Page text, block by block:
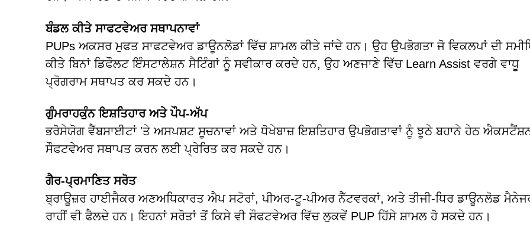
ਬੰਡਲ ਕੀਤੇ ਸਾਫਟਵੇਅਰ ਸਥਾਪਨਾਵਾਂ
PUPs ਅਕਸਰ ਮੁਫਤ ਸਾਫਟਵੇਅਰ ਡਾਊਨਲੋਡਾਂ ਵਿੱਚ ਸ਼ਾਮਲ ਕੀਤੇ ਜਾਂਦੇ ਹਨ। ਉਹ ਉਪਭੋਗਤਾ ਜੋ ਵਿਕਲਪਾਂ ਦੀ
ਕੀਤੇ ਬਿਨਾਂ ਡਿਫੌਲਟ ਇੰਸਟਾਲੇਸ਼ਨ ਸੈਟਿੰਗਾਂ ਨੂੰ ਸਵੀਕਾਰ ਕਰਦੇ ਹਨ, ਉਹ ਅਣਜਾਣੇ ਵਿੱਚ Learn Assist ਵਰਗੇ ਵਾਧੂ
ਪ੍ਰੋਗਰਾਮ ਸਥਾਪਤ ਕਰ ਸਕਦੇ ਹਨ।
ਗੁੰਮਰਾਹਕੁੰਨ ਇਸ਼ਤਿਹਾਰ ਅਤੇ ਪੌਪ-ਅੱਪ
ਭਰੋਸੇਯੋਗ ਵੈੱਬਸਾਈਟਾਂ 'ਤੇ ਅਸਪਸ਼ਟ ਸੂਚਨਾਵਾਂ ਅਤੇ ਧੋਖੇਬਾਜ਼ ਇਸ਼ਤਿਹਾਰ ਉਪਭੋਗਤਾਵਾਂ ਨੂੰ ਝੂਠੇ ਬਹਾਨੇ ਹੇਠ
ਸੌਫਟਵੇਅਰ ਸਥਾਪਤ ਕਰਨ ਲਈ ਪ੍ਰੇਰਿਤ ਕਰ ਸਕਦੇ ਹਨ।
ਗੈਰ-ਪ੍ਰਮਾਣਿਤ ਸਰੋਤ
ਬ੍ਰਾਊਜ਼ਰ ਹਾਈਜੈਕਰ ਅਣਅਧਿਕਾਰਤ ਐਪ ਸਟੋਰਾਂ, ਪੀਅਰ-ਟੂ-ਪੀਅਰ ਨੈੱਟਵਰਕਾਂ, ਅਤੇ ਤੀਜੀ-ਧਿਰ ਡਾਊਨਲੋਡ
ਰਾਹੀਂ ਵੀ ਫੈਲਦੇ ਹਨ। ਇਹਨਾਂ ਸਰੋਤਾਂ ਤੋਂ ਕਿਸੇ ਵੀ ਸੌਫਟਵੇਅਰ ਵਿੱਚ ਲੁਕਵੇਂ PUP ਹਿੱਸੇ ਸ਼ਾਮਲ ਹੋ ਸਕਦੇ ਹਨ।